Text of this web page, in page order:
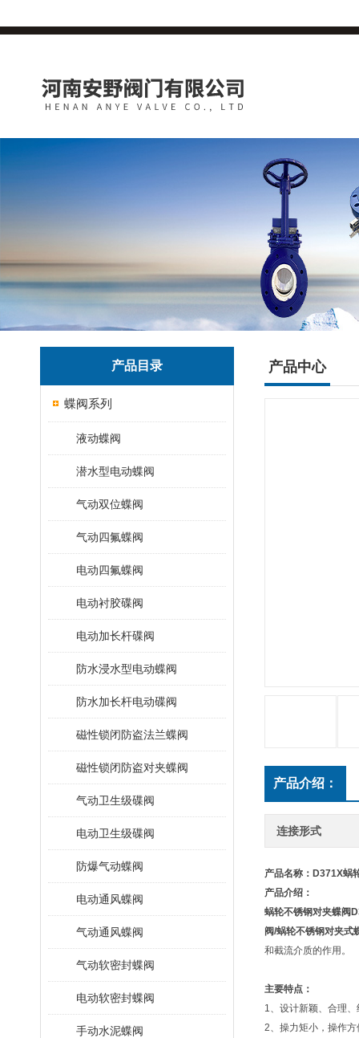
产品目录
蝶阀系列
液动蝶阀
潜水型电动蝶阀
气动双位蝶阀
气动四氟蝶阀
电动四氟蝶阀
电动衬胶碟阀
电动加长杆碟阀
防水浸水型电动蝶阀
防水加长杆电动碟阀
磁性锁闭防盗法兰蝶阀
磁性锁闭防盗对夹蝶阀
气动卫生级碟阀
电动卫生级碟阀
防爆气动蝶阀
电动通风蝶阀
气动通风蝶阀
气动软密封蝶阀
电动软密封蝶阀
手动水泥蝶阀
产品中心
产品介绍：
连接形式
产品名称： D371X蜗
产品介绍：
蜗轮不锈钢对夹蝶阀
阀/蜗轮不锈钢对夹式
和截流介质的作用。
主要特点：
1、设计新颖、合理
2、操力矩小，操作